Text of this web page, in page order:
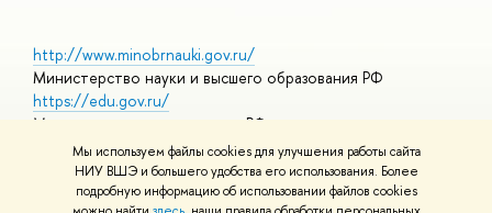
Мы используем файлы cookies для улучшения работы сайта
НИУ ВШЭ и большего удобства его использования. Более
подробную информацию об использовании файлов cookies
http://www.minobrnauki.gov.ru/
Министерство науки и высшего образования РФ
https://edu.gov.ru/
Министерство просвещения РФ
https://elearning.hse.ru/mooc
Массовые открытые онлайн-курсы